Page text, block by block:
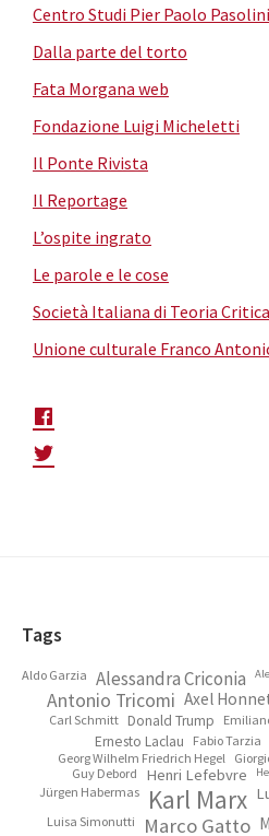
Centro Studi Pier Paolo Pasolini
Dalla parte del torto
Fata Morgana web
Fondazione Luigi Micheletti
Il Ponte Rivista
Il Reportage
L’ospite ingrato
Le parole e le cose
Società Italiana di Teoria
Unione culturale Franco
Footer
Tags
Aldo Garzia Alessandra Criconia
Antonio Tricomi Axel
Carl Schmitt Donald Trump
Ernesto Laclau Fabio Tarzia
Georg Wilhelm Friedrich Hegel
Guy Debord
Henri Lefebvre
Jürgen Habermas Karl Marx
Luisa Simonutti Marco Gatto